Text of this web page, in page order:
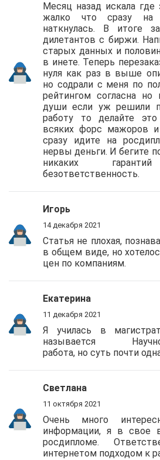
Месяц назад искала
жалко что сразу
наткнулась. В итоге
дилетантов с биржи.
старых данных и
в инете. Теперь
нуля как раз в выше
но содрали с меня по
рейтингом согласна
души если уж решили
работу то делайте
всяких форс мажоров
сразу идите на
нервы деньги. И бегите
никаких
безответственность.
Игорь
14 декабря 2021
Статья не плохая,
в общем виде, но
цен по компаниям.
Екатерина
11 декабря 2021
Я училась в
называется Научно-
работа, но суть почти
Светлана
11 октября 2021
Очень много
информации, я в свое
росдипломе.
интернетом подходом к